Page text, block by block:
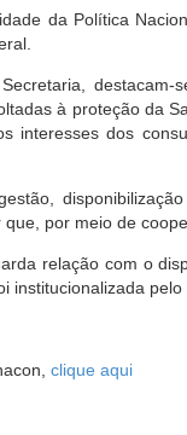
da Política
à proteção da
interesses dos
por meio de
relação com o
institucionalizada
clique aqui